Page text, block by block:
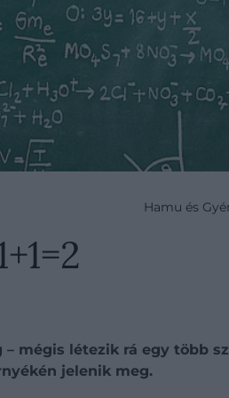
Hamu és
mégis létezik rá egy több
jelenik meg.